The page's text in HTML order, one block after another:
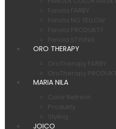
Fanola FARBY
Fanola NO YELLOW
Fanola PRODUKTY
Fanola STYLING
ORO THERAPY
OroTherapy FARBY
OroTherapy
MARIA NILA
Color Refresh
Produkty
Styling
JOICO